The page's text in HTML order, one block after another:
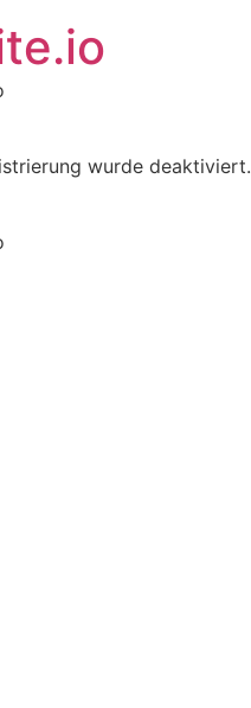
wurde deaktiviert.